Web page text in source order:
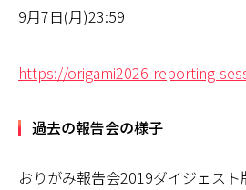
9月7日(月)23:59
https://origami2026-reporting-
過去の報告会の様子
おりがみ報告会2019ダイジェスト